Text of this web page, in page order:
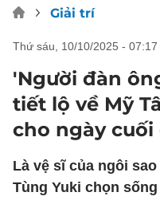
Giải trí
thứ sáu, 10/10/2025 - 07:17
'Người đàn
tiết lộ về Mỹ
cho ngày cuối
Là vệ sĩ của ngôi
Tùng Yuki chọn